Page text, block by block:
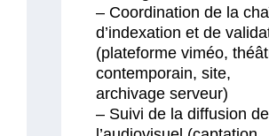
– Coordination de la
d’indexation et de
(plateforme viméo,
contemporain, site,
archivage serveur)
– Suivi de la diffusion de